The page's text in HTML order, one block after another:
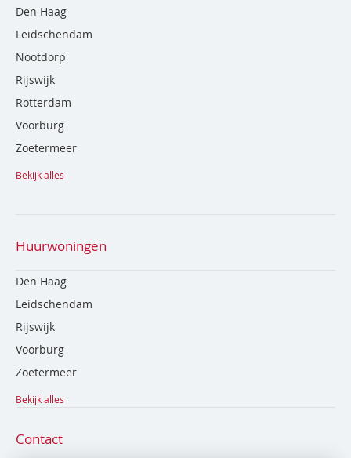
Den Haag
Leidschendam
Nootdorp
Rijswijk
Rotterdam
Voorburg
Zoetermeer
Bekijk alles
Huurwoningen
Den Haag
Leidschendam
Rijswijk
Voorburg
Zoetermeer
Bekijk alles
Contact